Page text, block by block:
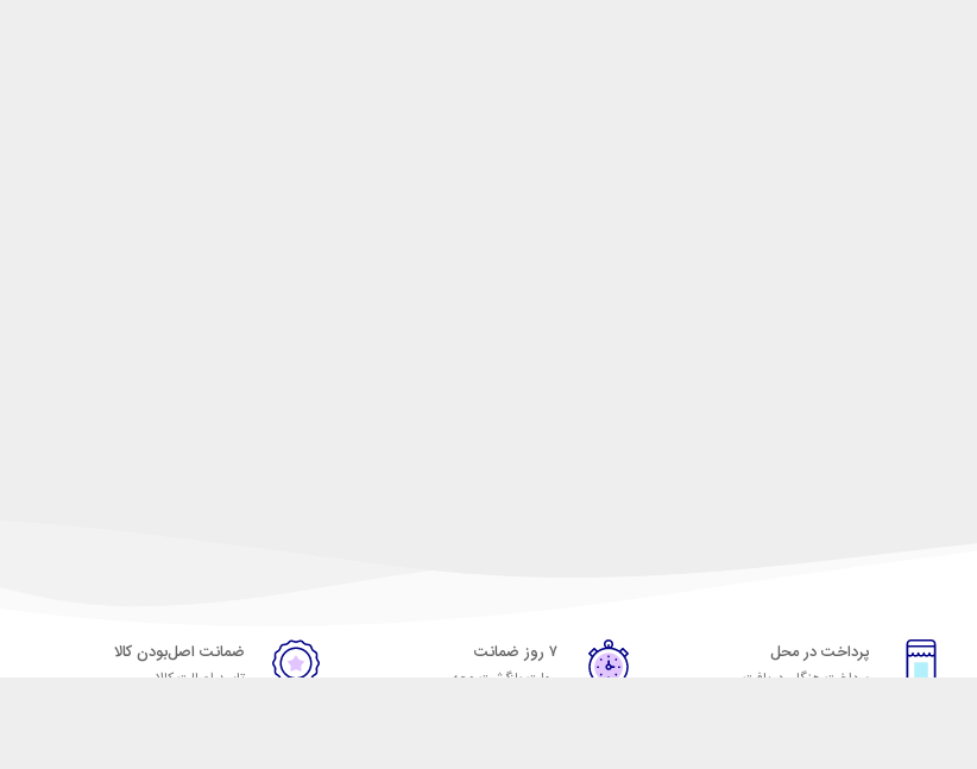
پرداخت در محل
پرداخت هنگام دریافت
۷ روز ضمانت
مهلت بازگشت وجه
ضمانت اصل‌بودن کالا
تایید اصالت کالا